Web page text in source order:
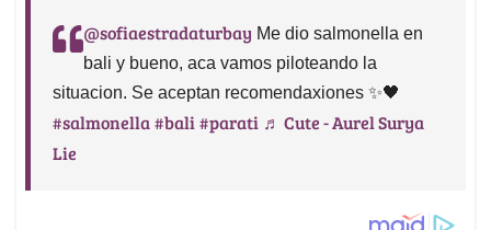
@sofiaestradaturbay Me dio salmonella en
bali y bueno, aca vamos piloteando la
situacion. Se aceptan recomendaxiones ✨🖤
#salmonella#bali#parati ♬ Cute - Aurel Surya
Lie